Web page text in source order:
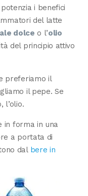
i benefici
del latte
dolce o l’olio
del principio attivo
preferiamo il
il pepe. Se
l’olio.
in forma in una
a portata di
dal bere in